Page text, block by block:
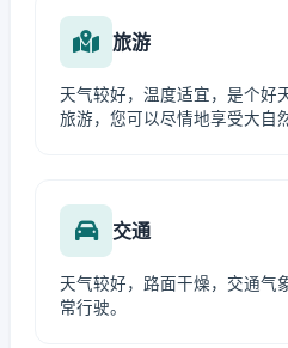
旅游
天气较好，温度适宜，是个好
旅游，您可以尽情地享受大自
交通
天气较好，路面干燥，交通气
常行驶。